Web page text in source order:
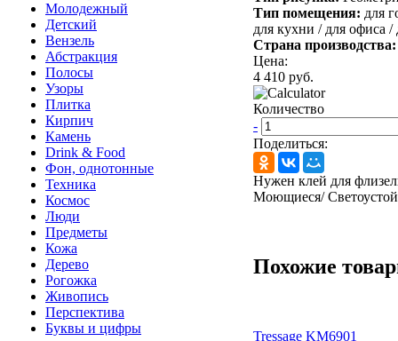
Молодежный
Детский
Вензель
Абстракция
Полосы
Узоры
Плитка
Кирпич
Камень
Drink & Food
Фон, однотонные
Техника
Космос
Люди
Предметы
Кожа
Дерево
Рогожка
Живопись
Перспектива
Буквы и цифры
Тип помещения: для
для кухни / для офиса /
Страна
Цена:
4 410 руб.
Количество
-
Поделиться:
Нужен клей для
Моющиеся/
Похожие
Tressage KM6901